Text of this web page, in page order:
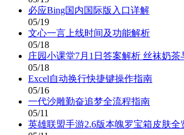
必应Bing国内国际版入口详解
05/19
文心一言上线时间及功能解析
05/18
庄园小课堂7月1日答案解析 丝袜奶茶
05/18
Excel自动换行快捷键操作指南
05/16
一代沙雕勤奋追梦全流程指南
05/11
英雄联盟手游2.6版本魄罗宝箱皮肤全